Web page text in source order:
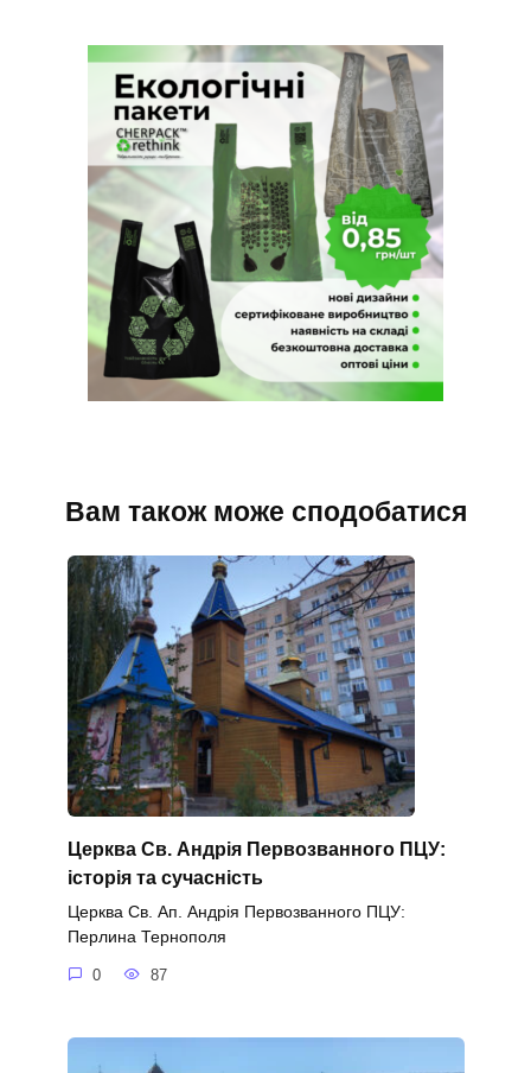
Вам також може сподобатися
Церква Св. Андрія Первозванного ПЦУ:
історія та сучасність
Церква Св. Ап. Андрія Первозванного ПЦУ:
Перлина Тернополя
0 87